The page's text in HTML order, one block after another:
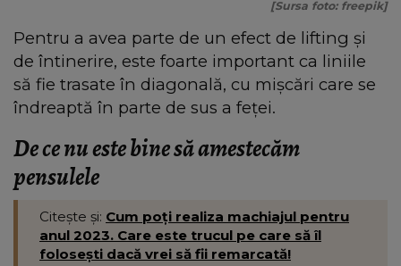
[Sursa foto: freepik]
Pentru a avea parte de un efect de lifting și
de întinerire, este foarte important ca liniile
să fie trasate în diagonală, cu mișcări care se
îndreaptă în parte de sus a feței.
De ce nu este bine să amestecăm
pensulele
Citește și: Cum poți realiza machiajul pentru
anul 2023. Care este trucul pe care să îl
folosești dacă vrei să fii remarcată!